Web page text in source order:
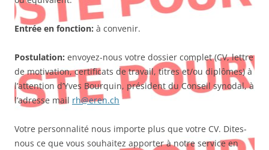
Entrée en fonction: à convenir.
Postulation: envoyez-nous votre dossier complet (CV, lettre
de motivation, certificats de travail, titres et/ou diplômes) à
l’attention d’Yves Bourquin, président du Conseil synodal, à
l’adresse mail rh@eren.ch
Votre personnalité nous importe plus que votre CV. Dites-
nous ce que vous souhaitez apporter à notre service en